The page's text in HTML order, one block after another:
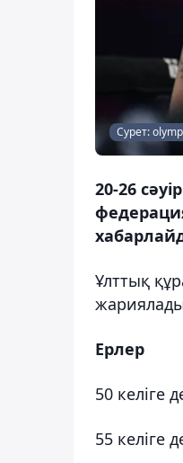
Сурет:
20-26
Ұлттық
Ерлер
50 келіге
55 келіге